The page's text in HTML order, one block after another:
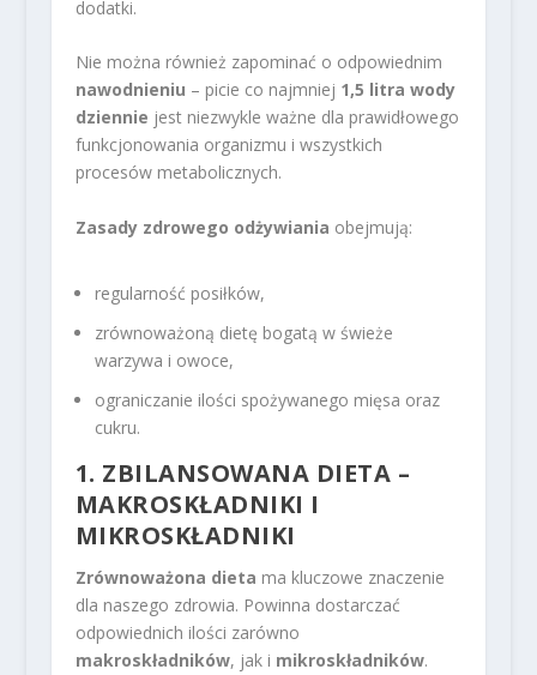
dodatki.
Nie można również zapominać o odpowiednim
nawodnieniu – picie co najmniej 1,5 litra wody
dziennie jest niezwykle ważne dla prawidłowego
funkcjonowania organizmu i wszystkich
procesów metabolicznych.
Zasady zdrowego odżywiania obejmują:
regularność posiłków,
zrównoważoną dietę bogatą w świeże
warzywa i owoce,
ograniczanie ilości spożywanego mięsa oraz
cukru.
1. ZBILANSOWANA DIETA –
MAKROSKŁADNIKI I
MIKROSKŁADNIKI
Zrównoważona dieta ma kluczowe znaczenie
dla naszego zdrowia. Powinna dostarczać
odpowiednich ilości zarówno
makroskładników, jak i mikroskładników.